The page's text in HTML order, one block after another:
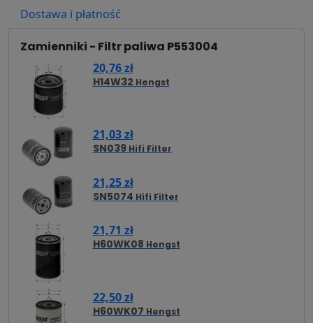
Dostawa i płatność
Zamienniki - Filtr paliwa P553004
20,76 zł
H14W32 Hengst
21,03 zł
SN039 Hifi Filter
21,25 zł
SN5074 Hifi Filter
21,71 zł
H60WK08 Hengst
22,50 zł
H60WK07 Hengst